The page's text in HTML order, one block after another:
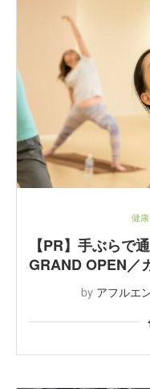
健
【PR】手ぶらで
GRAND OPEN／
by アフルエ